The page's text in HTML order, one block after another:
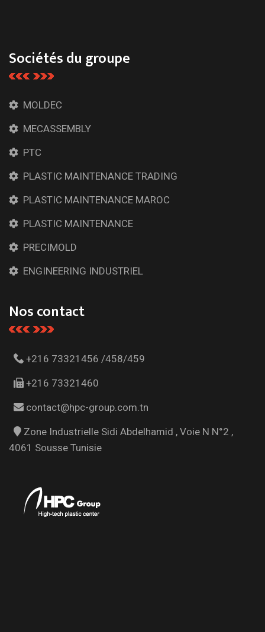
Sociétés du groupe
MOLDEC
MECASSEMBLY
PTC
PLASTIC MAINTENANCE TRADING
PLASTIC MAINTENANCE MAROC
PLASTIC MAINTENANCE
PRECIMOLD
ENGINEERING INDUSTRIEL
Nos contact
+216 73321456 /458/459
+216 73321460
contact@hpc-group.com.tn
Zone Industrielle Sidi Abdelhamid , Voie N N°2 ,
4061 Sousse Tunisie